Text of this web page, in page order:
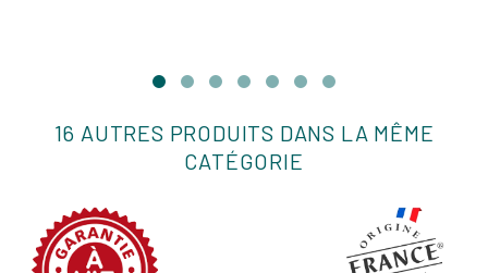
16 AUTRES PRODUITS DANS LA MÊME
CATÉGORIE